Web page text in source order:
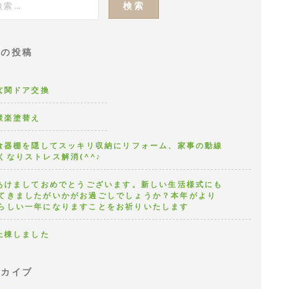
投稿
関ドア交換
楽塗替え
器棚を隠してスッキリ収納にリフォーム、家事の動線
なりストレス解消(^^♪
けましておめでとうございます。新しい生活様式にも
きましたがいかがお過ごしでしょうか？本年がより
しい一年になりますことをお祈りいたします
棟しました
イブ